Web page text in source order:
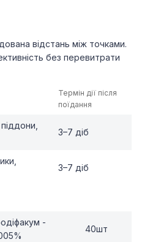
відстань між точками.
без перевитрати
Термін дії після
поїдання
3–7 діб
3–7 діб
-
40шт